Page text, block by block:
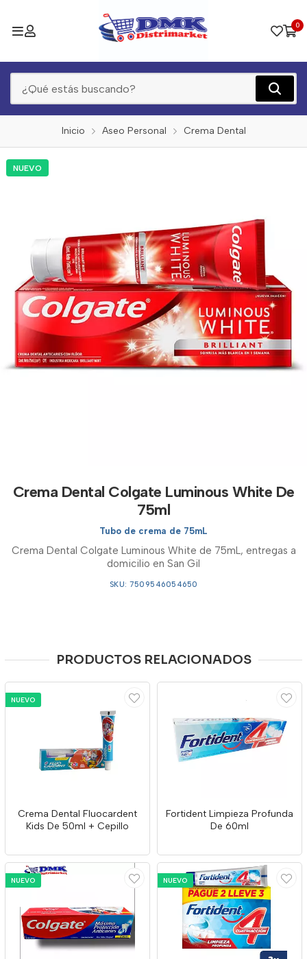
0
Inicio Aseo Personal Crema Dental
NUEVO
Crema Dental Colgate Luminous White De
75ml
Tubo de crema de 75mL
Crema Dental Colgate Luminous White de 75mL, entregas a
domicilio en San Gil
SKU: 7509546054650
PRODUCTOS RELACIONADOS
NUEVO
Crema Dental Fluocardent
Kids De 50ml + Cepillo
Fortident Limpieza Profunda
De 60ml
NUEVO NUEVO